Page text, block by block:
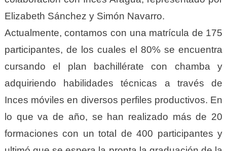
Elizabeth Sánchez y Simón Navarro.
Actualmente, contamos con una matrícula de 175
participantes, de los cuales el 80% se encuentra
cursando el plan bachillérate con chamba y
adquiriendo habilidades técnicas a través de
Inces móviles en diversos perfiles productivos. En
lo que va de año, se han realizado más de 20
formaciones con un total de 400 participantes y